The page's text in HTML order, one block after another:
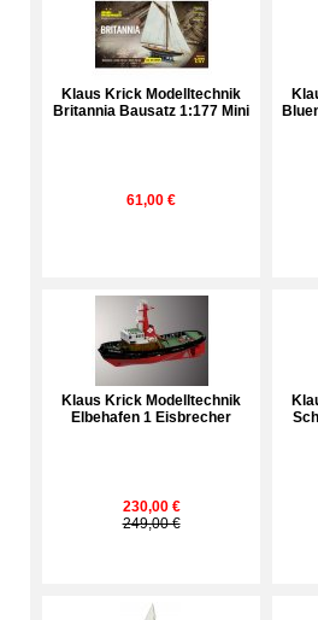
Klaus Krick Modelltechnik
Britannia Bausatz 1:177 Mini
61,00 €
Klaus Krick Modelltechnik
Elbehafen 1 Eisbrecher
230,00 €
249,00 €